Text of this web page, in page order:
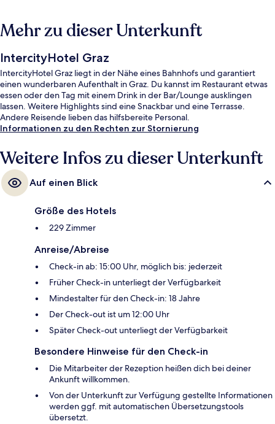
Mehr zu dieser Unterkunft
IntercityHotel Graz
IntercityHotel Graz liegt in der Nähe eines Bahnhofs und garantiert
einen wunderbaren Aufenthalt in Graz. Du kannst im Restaurant etwas
essen oder den Tag mit einem Drink in der Bar/Lounge ausklingen
lassen. Weitere Highlights sind eine Snackbar und eine Terrasse.
Andere Reisende lieben das hilfsbereite Personal.
Informationen zu den Rechten zur Stornierung
Weitere Infos zu dieser Unterkunft
Auf einen Blick
Größe des Hotels
229 Zimmer
Anreise/Abreise
Check-in ab: 15:00 Uhr, möglich bis: jederzeit
Früher Check-in unterliegt der Verfügbarkeit
Mindestalter für den Check-in: 18 Jahre
Der Check-out ist um 12:00 Uhr
Später Check-out unterliegt der Verfügbarkeit
Besondere Hinweise für den Check-in
Die Mitarbeiter der Rezeption heißen dich bei deiner
Ankunft willkommen.
Von der Unterkunft zur Verfügung gestellte Informationen
werden ggf. mit automatischen Übersetzungstools
übersetzt.